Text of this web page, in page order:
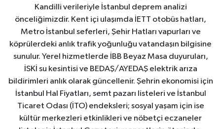
Kandilli verileriyle İstanbul deprem analizi
önceliğimizdir. Kent içi ulaşımda İETT otobüs hatları,
Metro İstanbul seferleri, Şehir Hatları vapurları ve
köprülerdeki anlık trafik yoğunluğu vatandaşın bilgisine
sunulur. Yerel hizmetlerde İBB Beyaz Masa duyuruları,
İSKİ su kesintisi ve BEDAŞ/AYEDAŞ elektrik arıza
bildirimleri anlık olarak güncellenir. Şehrin ekonomisi için
İstanbul Hal Fiyatları, semt pazarı listeleri ve İstanbul
Ticaret Odası (İTO) endeksleri; sosyal yaşam için ise
kültür merkezleri etkinlikleri ve nöbetçi eczaneler